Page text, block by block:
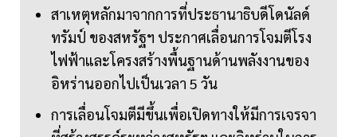
สาเหตุหลักมาจากการที่ประธานาธิบดีโดนัลด์
ทรัมป์ ของสหรัฐฯ ประกาศเลื่อนการโจมตีโรง
ไฟฟ้าและโครงสร้างพื้นฐานด้านพลังงานของ
อิหร่านออกไปเป็นเวลา 5 วัน
การเลื่อนโจมตีมีขึ้นเพื่อเปิดทางให้มีการเจรจา